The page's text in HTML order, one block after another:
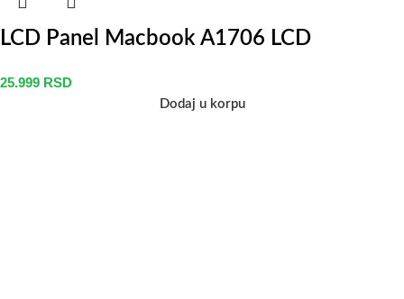
LCD Panel Macbook A1706 LCD
25.999 RSD
Dodaj u korpu